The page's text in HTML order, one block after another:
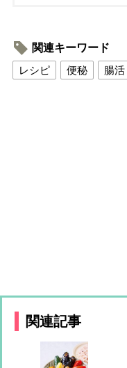
関連キーワード
レシピ
便秘 腸活
関連記事